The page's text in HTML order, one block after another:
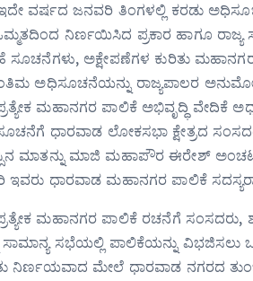
ಇದೇ ವರ್ಷದ ಜನವರಿ ತಿಂಗಳಲ್ಲಿ ಕರಡು
ನಿರ್ಣಯಿಸಿದ ಪ್ರಕಾರ ಹಾಗೂ
ಅಕ್ಷೇಪಣೆಗಳ ಕುರಿತು
ಅಧಿಸೂಚನೆಯನ್ನು ರಾಜ್ಯಪಾಲರ
ಮಹಾನಗರ ಪಾಲಿಕೆ ಅಭಿವೃದ್ಧಿ ವೇದಿಕೆ
ಧಾರವಾಡ ಲೋಕಸಭಾ ಕ್ಷೇತ್ರದ
ಮಾತನ್ನು ಮಾಜಿ ಮಹಾಪೌರ ಈರೇಶ್
ಧಾರವಾಡ ಮಹಾನಗರ ಪಾಲಿಕೆ
ಮಹಾನಗರ ಪಾಲಿಕೆ ರಚನೆಗೆ
ಸಾಮಾನ್ಯ ಸಭೆಯಲ್ಲಿ ಪಾಲಿಕೆಯನ್ನು ವಿಭಜಿಸಲು
ನಿರ್ಣಯವಾದ ಮೇಲೆ ಧಾರವಾಡ ನಗರದ